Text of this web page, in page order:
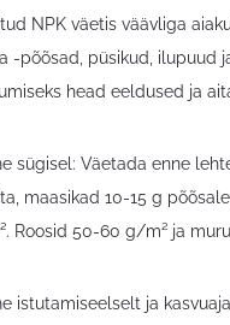
NPK väetis väävliga
-põõsad, püsikud, ilupuud
head eeldused ja
sügisel: Väetada enne
maasikad 10-15 g
Roosid 50-60 g/m² ja
istutamiseelselt ja